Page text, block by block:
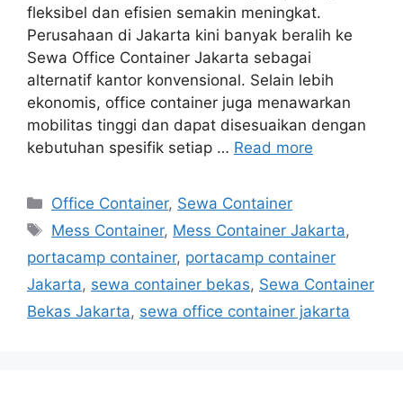
fleksibel dan efisien semakin meningkat.
Perusahaan di Jakarta kini banyak beralih ke
Sewa Office Container Jakarta sebagai
alternatif kantor konvensional. Selain lebih
ekonomis, office container juga menawarkan
mobilitas tinggi dan dapat disesuaikan dengan
kebutuhan spesifik setiap … Read more
Categories
Office Container, Sewa Container
Tags
Mess Container, Mess Container Jakarta,
portacamp container, portacamp container
Jakarta, sewa container bekas, Sewa Container
Bekas Jakarta, sewa office container jakarta